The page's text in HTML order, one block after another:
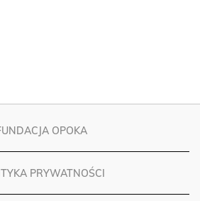
OPOKA
PRYWATNOŚCI